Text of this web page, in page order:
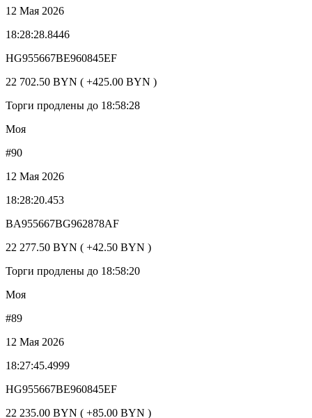
12 Мая 2026
18:28:28.8446
HG955667BE960845EF
22 702.50 BYN ( +425.00 BYN )
Торги продлены до 18:58:28
Моя
#90
12 Мая 2026
18:28:20.453
BA955667BG962878AF
22 277.50 BYN ( +42.50 BYN )
Торги продлены до 18:58:20
Моя
#89
12 Мая 2026
18:27:45.4999
HG955667BE960845EF
22 235.00 BYN ( +85.00 BYN )